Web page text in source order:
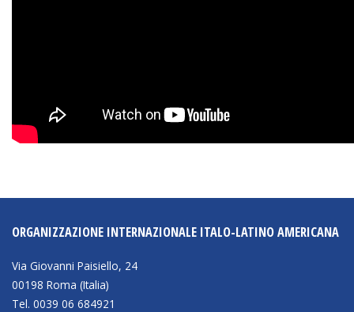
ORGANIZZAZIONE INTERNAZIONALE ITALO-LATINO AMERICANA
Via Giovanni Paisiello, 24
00198 Roma (Italia)
Tel. 0039 06 684921